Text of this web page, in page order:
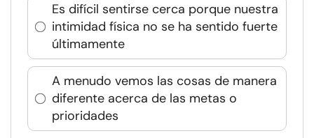
Es difícil sentirse cerca porque nuestra
intimidad física no se ha sentido fuerte
últimamente
A menudo vemos las cosas de manera
diferente acerca de las metas o
prioridades